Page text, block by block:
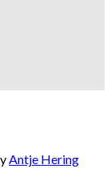
Antje Hering